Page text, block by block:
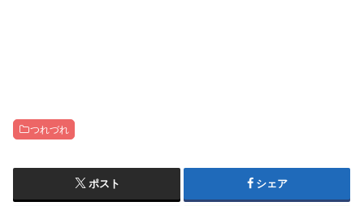
つれづれ
ポスト シェア